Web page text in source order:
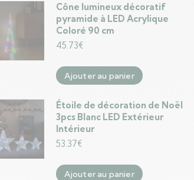
Cône lumineux décoratif
pyramide à LED Acrylique
Coloré 90 cm
45.73€
Ajouter au panier
Étoile de décoration de Noël
3pcs Blanc LED Extérieur
Intérieur
53.37€
Ajouter au panier